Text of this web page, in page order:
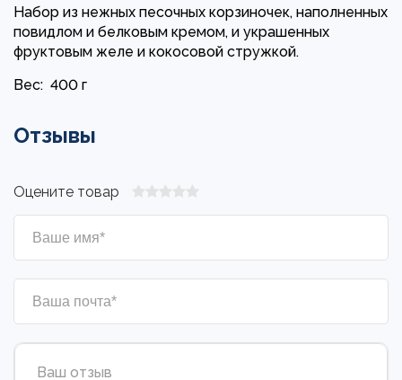
Набор из нежных песочных корзиночек, наполненных
повидлом и белковым кремом, и украшенных
фруктовым желе и кокосовой стружкой.
Вес: 400 г
Отзывы
Оцените товар